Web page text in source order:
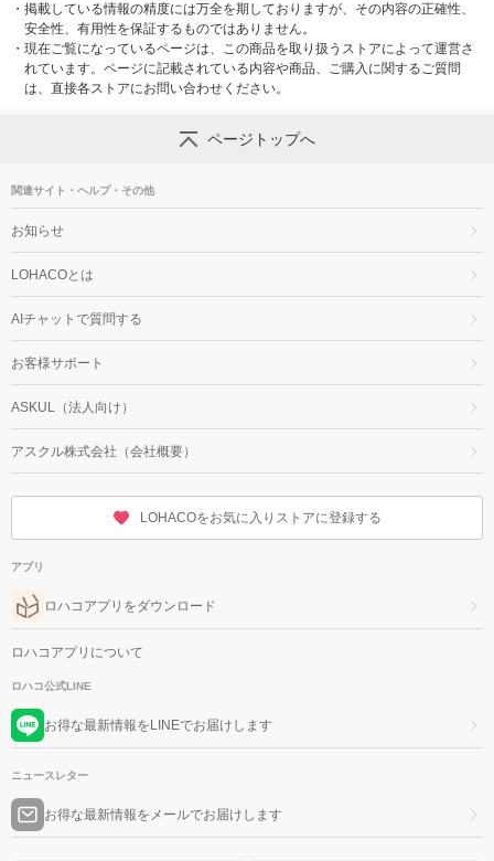
・ 掲載している情報の精度には万全を期しておりますが、その内容の正確性、
安全性、有用性を保証するものではありません。
・ 現在ご覧になっているページは、この商品を取り扱うストアによって運営さ
れています。ページに記載されている内容や商品、ご購入に関するご質問
は、直接各ストアにお問い合わせください。
ページトップへ
関連サイト・ヘルプ・その他
お知らせ
LOHACOとは
AIチャットで質問する
お客様サポート
ASKUL（法人向け）
アスクル株式会社（会社概要）
LOHACOをお気に入りストアに登録する
アプリ
ロハコアプリをダウンロード
ロハコアプリについて
ロハコ公式LINE
お得な最新情報をLINEでお届けします
ニュースレター
お得な最新情報をメールでお届けします